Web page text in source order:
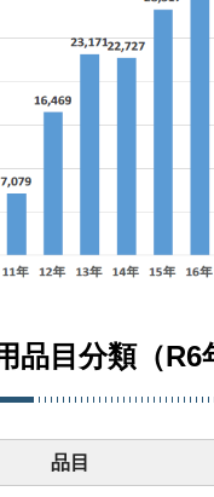
品目分類（R6
品目